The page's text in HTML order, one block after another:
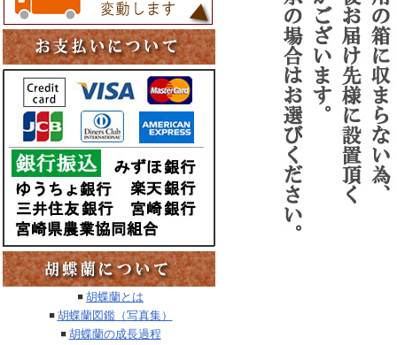
胡蝶蘭とは
胡蝶蘭図鑑（写真集）
胡蝶蘭の成長過程